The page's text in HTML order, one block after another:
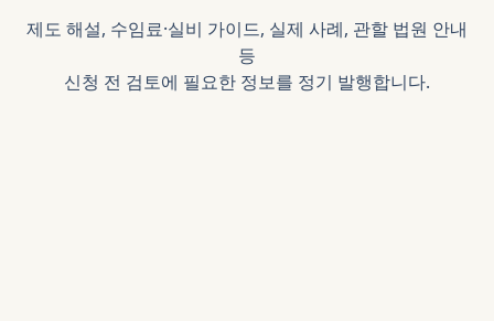
제도 해설, 수임료·실비 가이드, 실제 사례, 관할 법원 안내
등
신청 전 검토에 필요한 정보를 정기 발행합니다.